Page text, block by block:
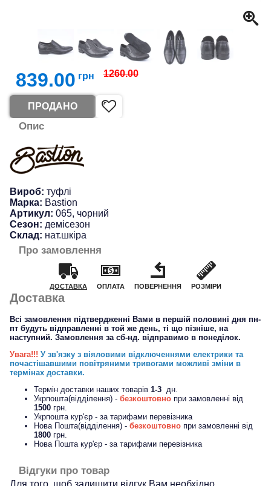
839.00 грн 1260.00
ПРОДАНО
Опис
Вироб: туфлі
Марка: Bastion
Артикул: 065, чорний
Сезон: демісезон
Склад: нат.шкіра
Про замовлення
ДОСТАВКА ОПЛАТА ПОВЕРНЕННЯ РОЗМІРИ
Доставка
Всі замовлення підтвердженні Вами в першій половині дня пн-
пт будуть відправленні в той же день, ті що пізніше, на
наступний. Замовлення за сб-нд. відправимо в понеділок.
Увага!!! У зв'язку з віяловими відключеннями електрики та
почастішавшими повітряними тривогами можливі зміни в
термінах доставки.
Термін доставки наших товарів 1-3 дн.
Укрпошта(відділення) - безкоштовно при замовленні від
1500грн.
Укрпошта кур'єр - за тарифами перевізника
Нова Пошта(відділення) - безкоштовнопри замовленні від
1800грн.
Нова Пошта кур'єр - за тарифами перевізника
Відгуки про товар
Для того, щоб залишити відгук Вам необхідно